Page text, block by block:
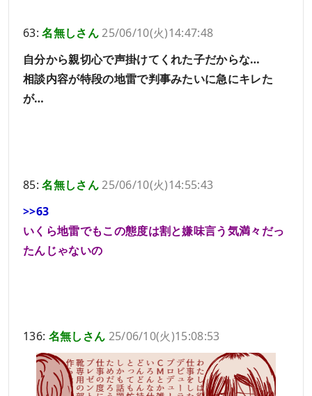
63:名無しさん25/06/10(火)14:47:48
自分から親切心で声掛けてくれた子だからな…
相談内容が特段の地雷で判事みたいに急にキレた
が…
85:名無しさん25/06/10(火)14:55:43
>>63
いくら地雷でもこの態度は割と嫌味言う気満々だっ
たんじゃないの
136: 名無しさん 25/06/10(火)15:08:53